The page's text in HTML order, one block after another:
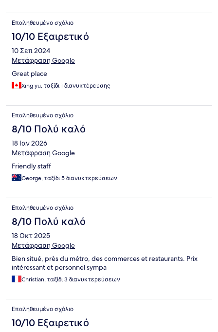
Επαληθευμένο σχόλιο
10/10 Εξαιρετικό
10 Σεπ 2024
Μετάφραση Google
Great place
Xing yu, ταξίδι 1 διανυκτέρευσης
Επαληθευμένο σχόλιο
8/10 Πολύ καλό
18 Ιαν 2026
Μετάφραση Google
Friendly staff
George, ταξίδι 5 διανυκτερεύσεων
Επαληθευμένο σχόλιο
8/10 Πολύ καλό
18 Οκτ 2025
Μετάφραση Google
Bien situé, près du métro, des commerces et restaurants. Prix
intéressant et personnel sympa
Christian, ταξίδι 3 διανυκτερεύσεων
Επαληθευμένο σχόλιο
10/10 Εξαιρετικό